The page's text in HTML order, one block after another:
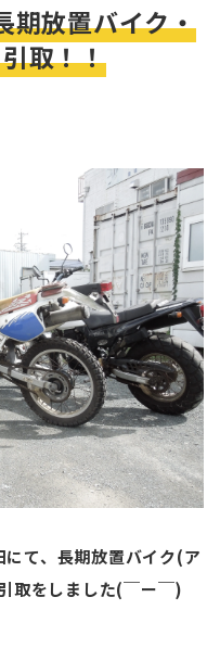
期放置バイク・
取！！
て、長期放置バイク(ア
取をしました(￣ー￣)